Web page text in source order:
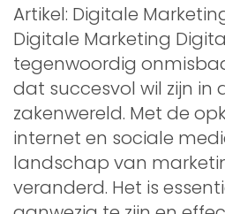
Artikel: Digitale
Digitale Marketing
tegenwoordig
dat succesvol wil zijn in
zakenwereld. Met de
internet en sociale
landschap van
veranderd. Het is